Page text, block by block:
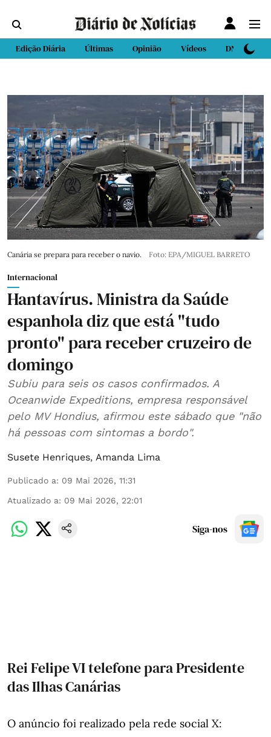
Edição Diária Últimas Opinião Vídeos DN Sport
Canária se prepara para receber o navio. Foto: EPA/MIGUEL BARRETO
Internacional
Hantavírus. Ministra da Saúde
espanhola diz que está "tudo
pronto" para receber cruzeiro de
domingo
Subiu para seis os casos confirmados. A
Oceanwide Expeditions, empresa responsável
pelo MV Hondius, afirmou este sábado que "não
há pessoas com sintomas a bordo".
Susete Henriques, Amanda Lima
Publicado a: 09 Mai 2026, 11:31
Atualizado a: 09 Mai 2026, 22:01
Siga-nos
Rei Felipe VI telefone para Presidente
das Ilhas Canárias
O anúncio foi realizado pela rede social X: